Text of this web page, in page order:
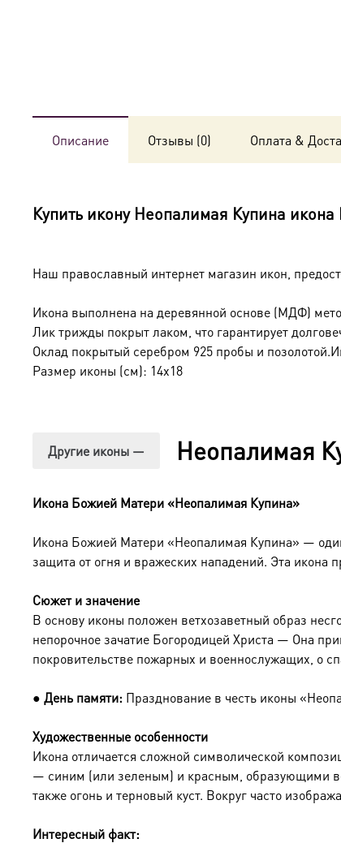
Описание Отзывы (0) Оплата &
Купить икону Неопалимая Купина
Наш православный интернет магазин икон,
Икона выполнена на деревянной основе (МДФ)
Лик трижды покрыт лаком, что гарантирует
Оклад покрытый серебром 925 пробы и
Размер иконы (см): 14х18
Другие иконы — Неопалимая
Икона Божией Матери «Неопалимая Купина»
Икона Божией Матери «Неопалимая Купина» —
защита от огня и вражеских нападений. Эта икона
Сюжет и значение
В основу иконы положен ветхозаветный образ
непорочное зачатие Богородицей Христа — Она
покровительстве пожарных и военнослужащих, о
● День памяти: Празднование в честь иконы
Художественные особенности
Икона отличается сложной символической
— синим (или зеленым) и красным, образующими
также огонь и терновый куст. Вокруг часто
Интересный факт: